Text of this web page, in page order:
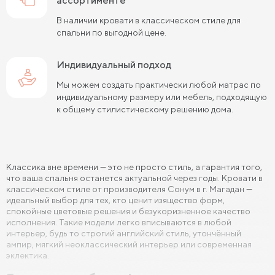
Кровати 90х190 см
Кровати 160х190 см
Кровати 180х190 см Кровати 200х190 см
Кровати 80х200 см Кровати 90х200 см
Кровати 120х200 см Кровати 140х200 см
Кровати с подъемным механизмом
Кровати для взрослых Кровати с ящиками
Кровати 160 х 200 с подъемным механизмом и ящиками
Кровати 140 х 200 с подъемным механизмом и ящиками
В наличии кровати в классическом стиле для
спальни по выгодной цене.
Индивидуальный подход
Мы можем создать практически любой матрас по
индивидуальному размеру или мебель, подходящую
к общему стилистическому решению дома.
Классика вне времени — это не просто стиль, а гарантия того,
что ваша спальня останется актуальной через годы. Кровати в
классическом стиле от производителя Сонум в г. Магадан —
идеальный выбор для тех, кто ценит изящество форм,
спокойные цветовые решения и безукоризненное качество
исполнения. Такие модели легко вписываются в любой
интерьер, будь то строгий английский стиль, утончённый
ампир, мягкий неоклассический интерьер или современная
эклектика.